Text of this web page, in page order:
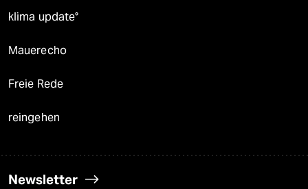
klima update°
Mauerecho
Freie Rede
reingehen
Newsletter